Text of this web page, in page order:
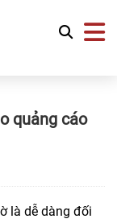
quảng cáo
là dễ dàng đối